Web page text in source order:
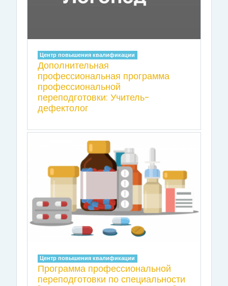
Центр повышения квалификации
Дополнительная
профессиональная программа
профессиональной
переподготовки: Учитель-
дефектолог
Центр повышения квалификации
Программа профессиональной
переподготовки по специальности